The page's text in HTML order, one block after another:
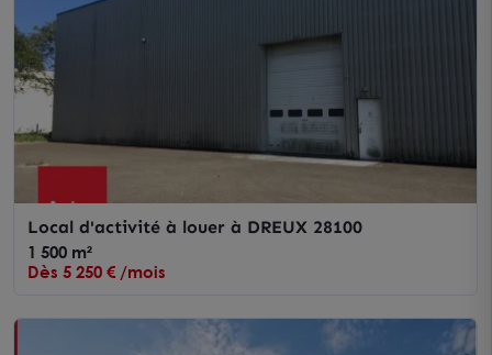
Local d'activité à louer à DREUX 28100
1 500 m²
Dès 5 250 € /mois